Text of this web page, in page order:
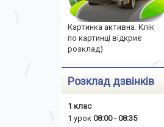
Картинка активна. Клік
по картинці відкриє
розклад)
Розклад дзвінків
1 клас
1 урок 08:00 - 08:35